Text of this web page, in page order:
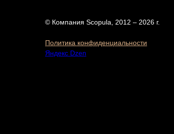
© Компания Scopula, 2012 – 2026 г.
Политика конфиденциальности
Яндекс Dzen